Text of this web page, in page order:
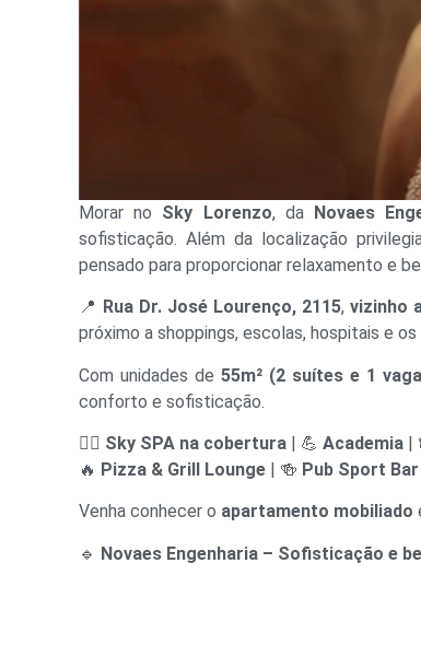
Morar no Sky Lorenzo, da Novaes
sofisticação. Além da localização
pensado para proporcionar relaxamento e
📍 Rua Dr. José Lourenço, 2115, vizinho
próximo a shoppings, escolas, hospitais e
Com unidades de55m² (2 suítes e 1
conforto e sofisticação.
🧖‍♂️ Sky SPA na cobertura | 💪 Academia |
🔥 Pizza & Grill Lounge | 🍻 Pub Sport Bar
Venha conhecer o apartamento mobiliado
🔹 Novaes Engenharia – Sofisticação e